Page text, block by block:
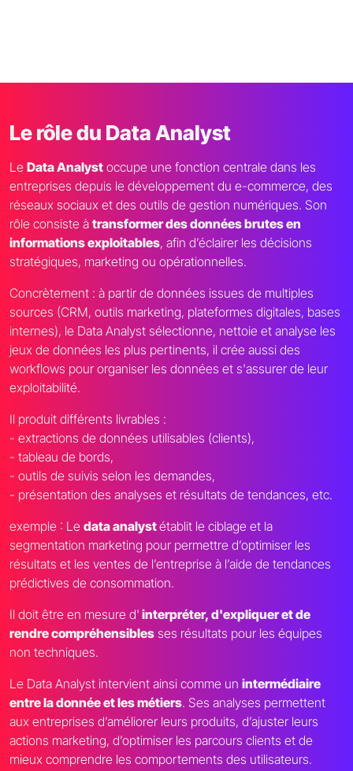
Le rôle du Data Analyst
Le Data Analyst occupe une fonction centrale dans les
entreprises depuis le développement du e-commerce, des
réseaux sociaux et des outils de gestion numériques. Son
rôle consiste à transformer des données brutes en
informations exploitables, afin d’éclairer les décisions
stratégiques, marketing ou opérationnelles.
Concrètement : à partir de données issues de multiples
sources (CRM, outils marketing, plateformes digitales, bases
internes), le Data Analyst sélectionne, nettoie et analyse les
jeux de données les plus pertinents, il crée aussi des
workflows pour organiser les données et s'assurer de leur
exploitabilité.
Il produit différents livrables :
- extractions de données utilisables (clients),
- tableau de bords,
- outils de suivis selon les demandes,
- présentation des analyses et résultats de tendances, etc.
exemple : Le data analystétablit le ciblage et la
segmentation marketing pour permettre d’optimiser les
résultats et les ventes de l’entreprise à l’aide de tendances
prédictives de consommation.
Il doit être en mesure d' interpréter, d'expliquer et de
rendre compréhensibles ses résultats pour les équipes
non techniques.
Le Data Analyst intervient ainsi comme un intermédiaire
entre la donnée et les métiers. Ses analyses permettent
aux entreprises d’améliorer leurs produits, d’ajuster leurs
actions marketing, d’optimiser les parcours clients et de
mieux comprendre les comportements des utilisateurs.